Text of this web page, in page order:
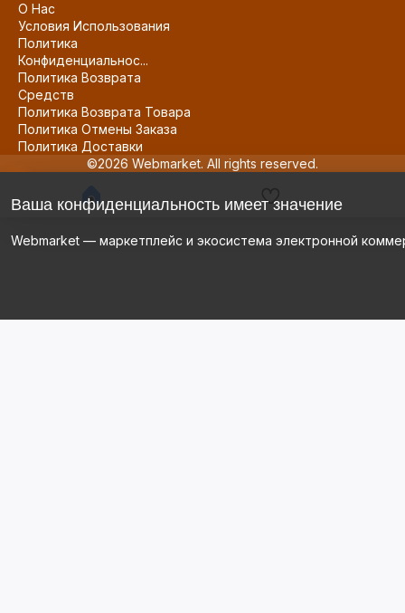
О Нас
Условия Использования
Политика
Конфиденциальнос...
Политика Возврата
Средств
Политика Возврата Товара
Политика Отмены Заказа
Политика Доставки
©2026 Webmarket. All rights reserved.
Ваша конфиденциальность имеет значение
Webmarket — маркетплейс и экосистема электронной